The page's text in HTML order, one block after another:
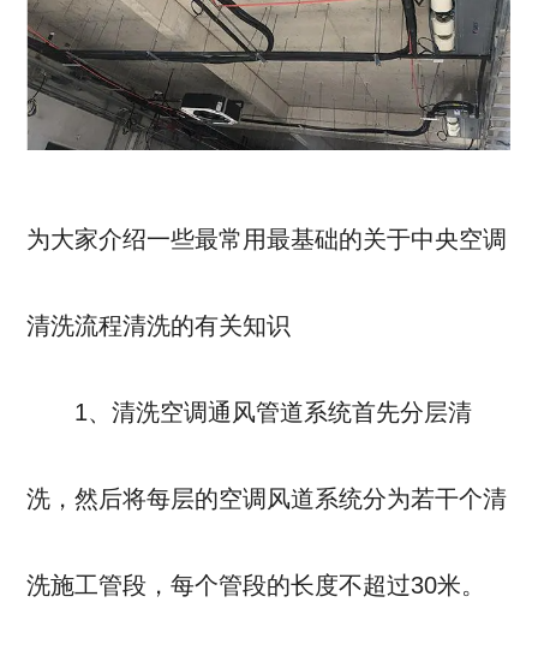
为大家介绍一些最常用最基础的关于中央空调
清洗流程清洗的有关知识
1、清洗空调通风管道系统首先分层清
洗，然后将每层的空调风道系统分为若干个清
洗施工管段，每个管段的长度不超过30米。